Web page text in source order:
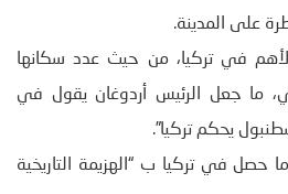
في تركيا، من حيث عدد سكانها
ما جعل الرئيس أردوغان يقول في
يحكم تركيا”.
حصل في تركيا ب “الهزيمة التاريخية